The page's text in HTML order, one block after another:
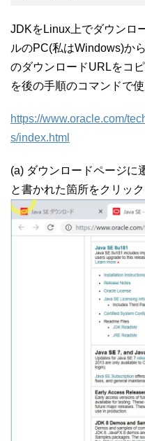
JDKをLinux上でダウンロ
ルのPC(私はWindows)か
のダウンロードURLをコ
を後の手順のコマンドで使
https://www.oracle.com/
s/index.html
(a) ダウンロードページに
と書かれた箇所をクリック